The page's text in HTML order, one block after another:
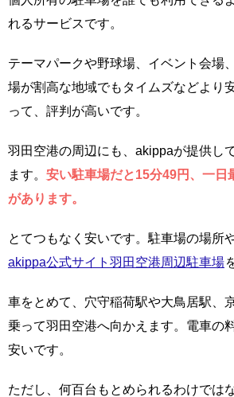
れるサービスです。
テーマパークや野球場、イベント会場
場が割高な地域でもタイムズなどより
って、評判が高いです。
羽田空港の周辺にも、akippaが提供し
ます。 安い駐車場だと15分49円、一日
があります。
とてつもなく安いです。駐車場の場所
akippa公式サイト羽田空港周辺駐車場
車をとめて、穴守稲荷駅や大鳥居駅、
乗って羽田空港へ向かえます。電車の
安いです。
ただし、何百台もとめられるわけでは